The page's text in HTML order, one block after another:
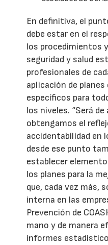
En definitiva, el
debe estar en el
los procedimientos
seguridad y salud
profesionales de
aplicación de
específicos para
los niveles. “Será de
obtengamos el
accidentabilidad en
desde ese punto
establecer
los planes para la
que, cada vez más,
interna en las
Prevención de
mano y de manera
informes